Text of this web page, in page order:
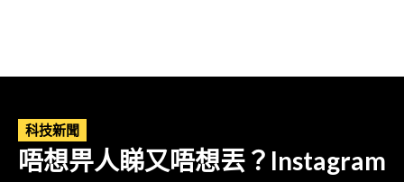
科技新聞
唔想畀人睇又唔想丟？Instagram